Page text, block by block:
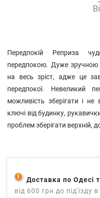
Доставка по Одесі
від 600 грн до під'їзду
Передпокій Реприза
передпокою. Дуже зручною
на весь зріст, адже це
передпокої. Невеликий
можливість зберігати і не
ключі від будинку,
проблем зберігати верхній,